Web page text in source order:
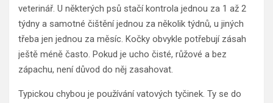
veterinář. U některých psů stačí kontrola jednou za 1 až 2
týdny a samotné čištění jednou za několik týdnů, u jiných
třeba jen jednou za měsíc. Kočky obvykle potřebují zásah
ještě méně často. Pokud je ucho čisté, růžové a bez
zápachu, není důvod do něj zasahovat.
Typickou chybou je používání vatových tyčinek. Ty se do